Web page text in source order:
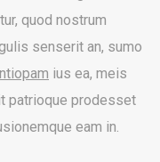
quod nostrum
senserit an, sumo
ius ea, meis
patrioque prodesset
eam in.